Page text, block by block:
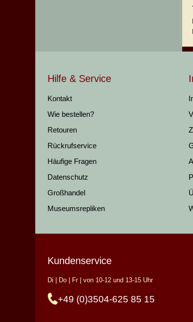
Hilfe & Service
Kontakt
Wie bestellen?
Retouren
Rückrufservice
Häufige Fragen
Datenschutz
Großhandel
Museumsrepliken
Kundenservice
Di | Do | Fr | von 10-12 und 13-15 Uhr
+49 (0)3504-625 85 15